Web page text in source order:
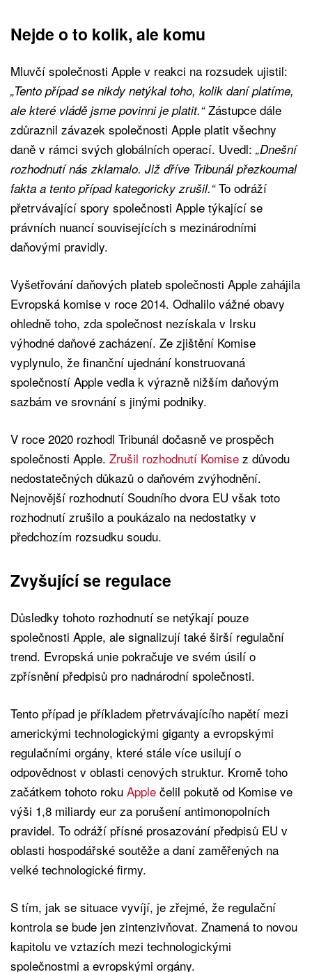
Nejde o to kolik, ale komu
Mluvčí společnosti Apple v reakci na rozsudek ujistil:
„Tento případ se nikdy netýkal toho, kolik daní platíme,
ale které vládě jsme povinni je platit.“Zástupce dále
zdůraznil závazek společnosti Apple platit všechny
daně v rámci svých globálních operací. Uvedl: „Dnešní
rozhodnutí nás zklamalo. Již dříve Tribunál přezkoumal
fakta a tento případ kategoricky zrušil.“To odráží
přetrvávající spory společnosti Apple týkající se
právních nuancí souvisejících s mezinárodními
daňovými pravidly.
Vyšetřování daňových plateb společnosti Apple zahájila
Evropská komise v roce 2014. Odhalilo vážné obavy
ohledně toho, zda společnost nezískala v Irsku
výhodné daňové zacházení. Ze zjištění Komise
vyplynulo, že finanční ujednání konstruovaná
společností Apple vedla k výrazně nižším daňovým
sazbám ve srovnání s jinými podniky.
V roce 2020 rozhodl Tribunál dočasně ve prospěch
společnosti Apple. Zrušil rozhodnutí Komise z důvodu
nedostatečných důkazů o daňovém zvýhodnění.
Nejnovější rozhodnutí Soudního dvora EU však toto
rozhodnutí zrušilo a poukázalo na nedostatky v
předchozím rozsudku soudu.
Zvyšující se regulace
Důsledky tohoto rozhodnutí se netýkají pouze
společnosti Apple, ale signalizují také širší regulační
trend. Evropská unie pokračuje ve svém úsilí o
zpřísnění předpisů pro nadnárodní společnosti.
Tento případ je příkladem přetrvávajícího napětí mezi
americkými technologickými giganty a evropskými
regulačními orgány, které stále více usilují o
odpovědnost v oblasti cenových struktur. Kromě toho
začátkem tohoto roku Apple čelil pokutě od Komise ve
výši 1,8 miliardy eur za porušení antimonopolních
pravidel. To odráží přísné prosazování předpisů EU v
oblasti hospodářské soutěže a daní zaměřených na
velké technologické firmy.
S tím, jak se situace vyvíjí, je zřejmé, že regulační
kontrola se bude jen zintenzivňovat. Znamená to novou
kapitolu ve vztazích mezi technologickými
společnostmi a evropskými orgány.